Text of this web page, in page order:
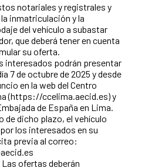
notariales y registrales y
inmatriculación y la
del vehículo a subastar
que deberá tener en cuenta
su oferta.
interesados podrán presentar
7 de octubre de 2025 y desde
en la web del Centro
(https://ccelima.aecid.es) y
de España en Lima.
de dicho plazo, el vehículo
los interesados en su
previa al correo:
Las ofertas deberán